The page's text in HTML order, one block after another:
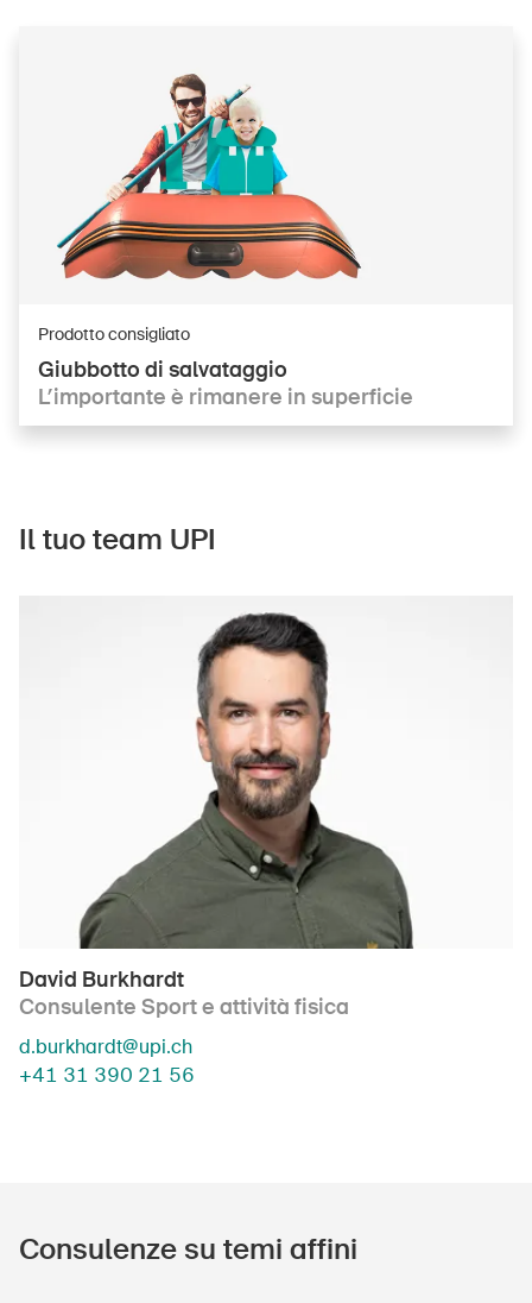
FR EN
Home
Abbonati alla newsletter
Giubbotto di salvataggio
L’importante è rimanere in superficie
Prodotto consigliato
Il tuo team UPI
David Burkhardt
Consulente Sport e attività fisica
d.burkhardt@upi.ch
+41 31 390 21 56
Consulenze su temi affini